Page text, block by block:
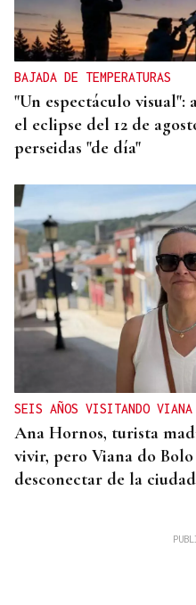
BAJADA DE TEMPERATURAS
"Un espectáculo visual":
el eclipse del 12 de
perseidas "de día"
SEIS AÑOS VISITANDO VIANA
Ana Hornos, turista
vivir, pero Viana do
desconectar de la